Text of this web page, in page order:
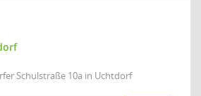
Schulstraße 10a in Uchtdorf